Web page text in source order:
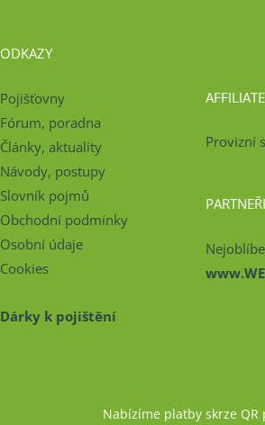
ODKAZY
Pojišťovny
Fórum, poradna
Články, aktuality
Návody, postupy
Slovník pojmů
Obchodní podmínky
Osobní údaje
Cookies
Dárky k pojištění
AFFILIATE
Provizní
PARTNEŘI
Nabízíme platby skrze